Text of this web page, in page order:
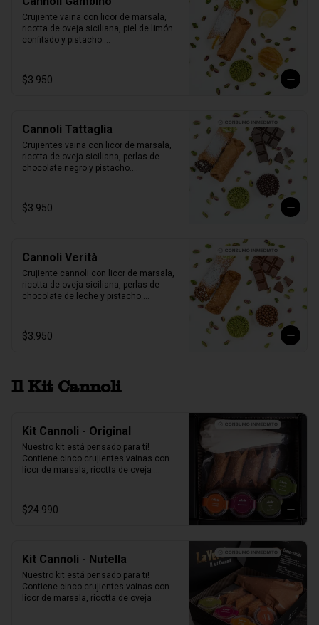
Crujiente vaina con licor de marsala,
ricotta de oveja siciliana, piel de limón
confitado y pistacho.
$3.950
Cannoli Tattaglia
Crujientes vaina con licor de marsala,
ricotta de oveja siciliana, perlas de
chocolate negro y pistacho.
$3.950
Cannoli Verità
Crujiente cannoli con licor de marsala,
ricotta de oveja siciliana, perlas de
chocolate de leche y pistacho.
$3.950
Il Kit Cannoli
Kit Cannoli - Original
Nuestro kit está pensado para ti!
Contiene cinco crujientes vainas con
licor de marsala, ricotta de oveja
pistacho y una exquisita crema de
pistacho.
$24.990
Kit Cannoli - Nutella
Nuestro kit está pensado para ti!
Contiene cinco crujientes vainas con
licor de marsala, ricotta de oveja